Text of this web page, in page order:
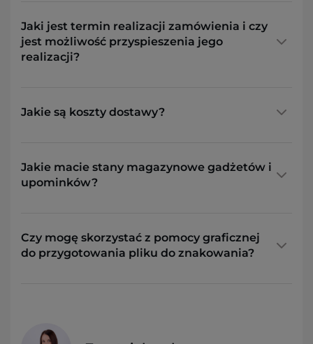
Jaki jest termin realizacji zamówienia i czy
jest możliwość przyspieszenia jego
realizacji?
Jakie są koszty dostawy?
Jakie macie stany magazynowe gadżetów i
upominków?
Czy mogę skorzystać z pomocy graficznej
do przygotowania pliku do znakowania?